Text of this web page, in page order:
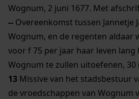
Wognum, 2 juni 1677. Met
-- Overeenkomst tussen Jannetje
Wognum, en de regenten aldaar
voor f 75 per jaar haar leven lang
Wognum te zullen uitoefenen, 30
13 Missive van het stadsbestuur
de vroedschappen van Wognum